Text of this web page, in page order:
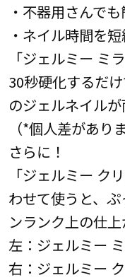
・不器用さんで
・ネイル時間を
「ジェルミー ミ
30秒硬化するだ
のジェルネイルが
（*個人差があり
さらに！
「ジェルミー ク
わせて使うと、
ンランク上の仕上
左：ジェルミー
右：ジェルミー